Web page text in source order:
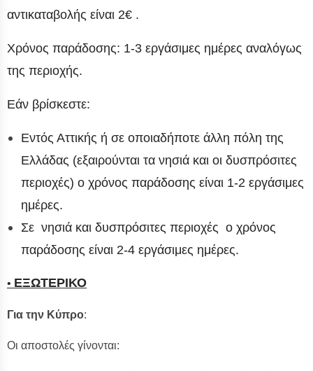
αντικαταβολής είναι 2€ .
Χρόνος παράδοσης: 1-3 εργάσιμες ημέρες αναλόγως
της περιοχής.
Εάν βρίσκεστε:
Εντός Αττικής ή σε οποιαδήποτε άλλη πόλη της
Ελλάδας (εξαιρούνται τα νησιά και οι δυσπρόσιτες
περιοχές) ο χρόνος παράδοσης είναι 1-2 εργάσιμες
ημέρες.
Σε νησιά και δυσπρόσιτες περιοχές ο χρόνος
παράδοσης είναι 2-4 εργάσιμες ημέρες.
• ΕΞΩΤΕΡΙΚΟ
Για την Κύπρο:
Οι αποστολές γίνονται: